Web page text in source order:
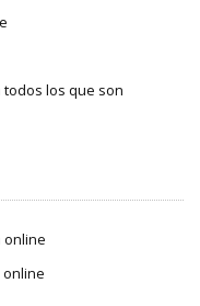
los que son
online